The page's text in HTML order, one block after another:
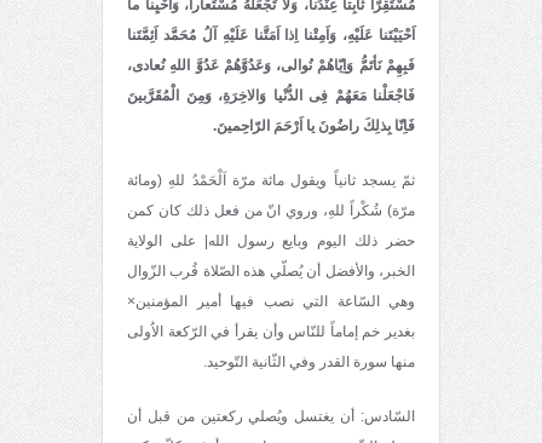
مُسْتَقِرّاً ثابِتاً عِنْدَنا، وَلا تَجْعَلْهُ مُسْتَعاراً، وَاَحْيِنا ما
اَحْيَيْتَنا عَلَيْهِ، وَاَمِتْنا اِذا اَمَتَّنا عَلَيْهِ آلُ مُحَمَّد اَئِمَّتَنا
فَبِهِمْ نَأتَمُّ وَاِيّاهُمْ نُوالى، وَعَدُوَّهُمْ عَدُوَّ اللهِ نُعادى،
فَاجْعَلْنا مَعَهُمْ فِى الدُّنْيا وَالاخِرَةِ، وَمِنَ الْمُقَرَّبينَ
فَاِنّا بِذلِكَ راضُونَ يا اَرْحَمَ الرّاحِمينَ.
ثمّ يسجد ثانياً ويقول مائة مرّة اَلْحَمْدُ للهِ (ومائة
مرّة) شُكْراً للهِ، وروي انّ من فعل ذلك كان كمن
حضر ذلك اليوم وبايع رسول الله| على الولاية
الخبر، والأفضل أن يُصلّي هذه الصّلاة قُرب الزّوال
وهي السّاعة التي نصب فيها أمير المؤمنين×
بغدير خم إماماً للنّاس وأن يقرأ في الرّكعة الاُولى
منها سورة القدر وفي الثّانية التّوحيد.
السّادس: أن يغتسل ويُصلي ركعتين من قبل أن